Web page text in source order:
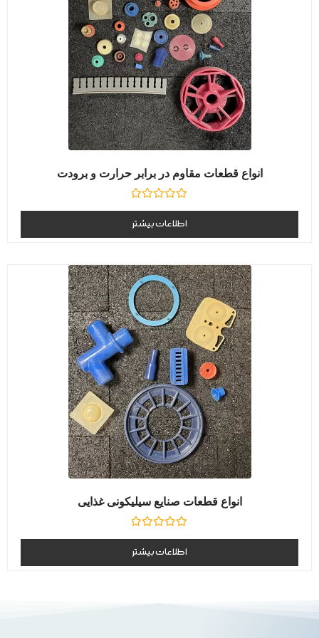
انواع قطعات مقاوم در برابر حرارت و برودت
از
5
اطلاعات بیشتر
انواع قطعات صنایع سیلیکونی غذایی
0
از
5
اطلاعات بیشتر